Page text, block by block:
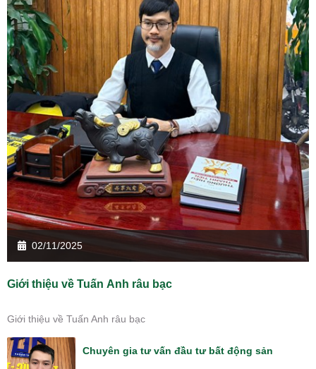
02/11/2025
Giới thiệu về Tuấn Anh râu bạc
Giới thiệu về Tuấn Anh râu bạc
Chuyên gia tư vấn đầu tư bất động sản